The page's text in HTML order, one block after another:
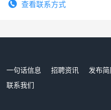
查看联系方式
一句话信息 招聘资讯 发布简
联系我们